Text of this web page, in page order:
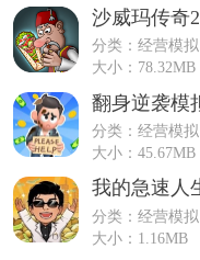
分类：经营模拟
大小：78.32MB
分类：经营模拟
大小：45.67MB
分类：经营模拟
大小：1.16MB